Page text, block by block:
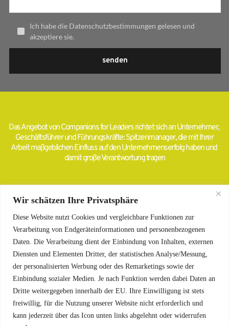
Wir schätzen Ihre Privatsphäre
Diese Website nutzt Cookies und vergleichbare Funktionen zur
Verarbeitung von Endgeräteinformationen und personenbezogenen
Daten. Die Verarbeitung dient der Einbindung von Inhalten, externen
Diensten und Elementen Dritter, der statistischen Analyse/Messung,
der personalisierten Werbung oder des Remarketings sowie der
Einbindung sozialer Medien. Je nach Funktion werden dabei Daten an
Dritte weitergegeben innerhalb der EU. Ihre Einwilligung ist stets
freiwillig, für die Nutzung unserer Website nicht erforderlich und
kann jederzeit über das Icon unten links abgelehnt oder widerrufen
Ich habe die Datenschutzbestimmungen gelesen und
akzeptiere sie.
senden
Das Angebot von Companions for Leaders richtet sich an Unternehmer,
Geschäftsführer und Führungskräfte: Spitzenmanager, die mit Ihrer
Arbeit maßgeblichen Einfluss auf den Unternehmenserfolg haben und
damit große Verantwortung tragen
Copyright 2024 - Companions for Leaders GmbH & Co.
Impressum
Datenschutz